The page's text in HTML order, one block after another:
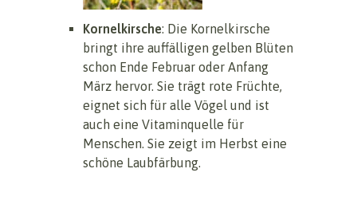
Kornelkirsche: Die Kornelkirsche
bringt ihre auffälligen gelben Blüten
schon Ende Februar oder Anfang
März hervor. Sie trägt rote Früchte,
eignet sich für alle Vögel und ist
auch eine Vitaminquelle für
Menschen. Sie zeigt im Herbst eine
schöne Laubfärbung.